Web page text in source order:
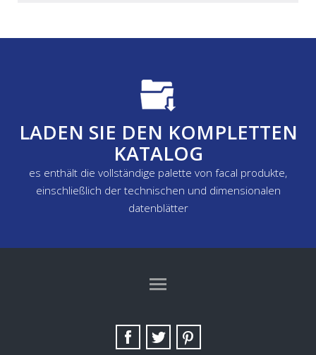
LADEN SIE DEN KOMPLETTEN
KATALOG
es enthält die vollständige palette von facal produkte,
einschließlich der technischen und dimensionalen
datenblätter
SITE MAP